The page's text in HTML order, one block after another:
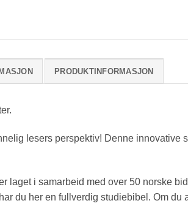
PRODUKTINFORMASJON
lesers perspektiv! Denne
laget i samarbeid med over 50 norske
du her en fullverdig studiebibel. Om